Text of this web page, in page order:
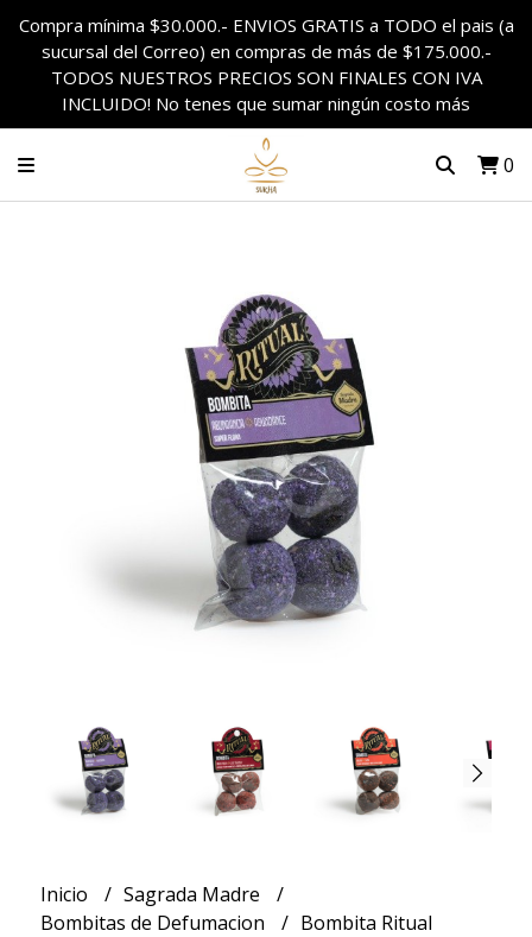
Compra mínima $30.000.- ENVIOS GRATIS a TODO el pais (a
sucursal del Correo) en compras de más de $175.000.-
TODOS NUESTROS PRECIOS SON FINALES CON IVA
INCLUIDO! No tenes que sumar ningún costo más
0
Inicio
Sagrada Madre
Bombitas de Defumacion
Bombita Ritual